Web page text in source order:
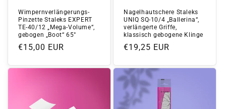
Wimpernverlängerungs-
Pinzette Staleks EXPERT
TE-40/12 „Mega-Volume“,
gebogen „Boot“ 65°
Normaler
€15,00 EUR
Nagelhautschere Staleks
UNIQ SQ-10/4 „Ballerina“,
verlängerte Griffe,
klassisch gebogene Klinge
Normaler
€19,25 EUR